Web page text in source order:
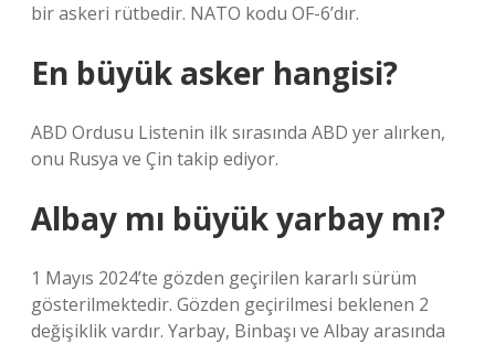
bir askeri rütbedir. NATO kodu OF-6’dır.
En büyük asker hangisi?
ABD Ordusu Listenin ilk sırasında ABD yer alırken,
onu Rusya ve Çin takip ediyor.
Albay mı büyük yarbay mı?
1 Mayıs 2024’te gözden geçirilen kararlı sürüm
gösterilmektedir. Gözden geçirilmesi beklenen 2
değişiklik vardır. Yarbay, Binbaşı ve Albay arasında